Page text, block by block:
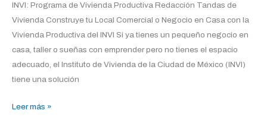
INVI: Programa de Vivienda Productiva Redacción Tandas de
Vivienda Construye tu Local Comercial o Negocio en Casa con la
Vivienda Productiva del INVI Si ya tienes un pequeño negocio en
casa, taller o sueñas con emprender pero no tienes el espacio
adecuado, el Instituto de Vivienda de la Ciudad de México (INVI)
tiene una solución
Leer más »